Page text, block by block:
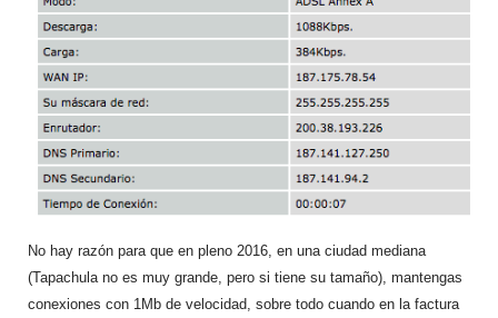
No hay razón para que en pleno 2016, en una ciudad mediana
(Tapachula no es muy grande, pero si tiene su tamaño), mantengas
conexiones con 1Mb de velocidad, sobre todo cuando en la factura